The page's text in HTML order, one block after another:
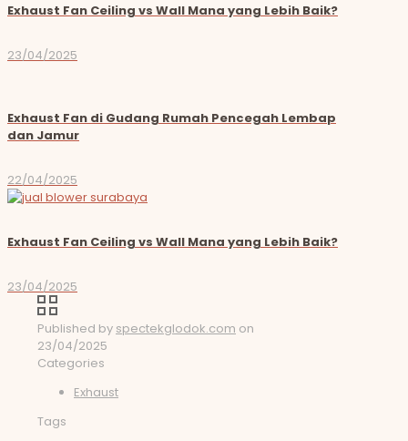
Exhaust Fan Ceiling vs Wall Mana yang Lebih Baik?
23/04/2025
Exhaust Fan di Gudang Rumah Pencegah Lembap
dan Jamur
22/04/2025
Exhaust Fan Ceiling vs Wall Mana yang Lebih Baik?
23/04/2025
Published by spectekglodok.com on
23/04/2025
Categories
Exhaust
Tags